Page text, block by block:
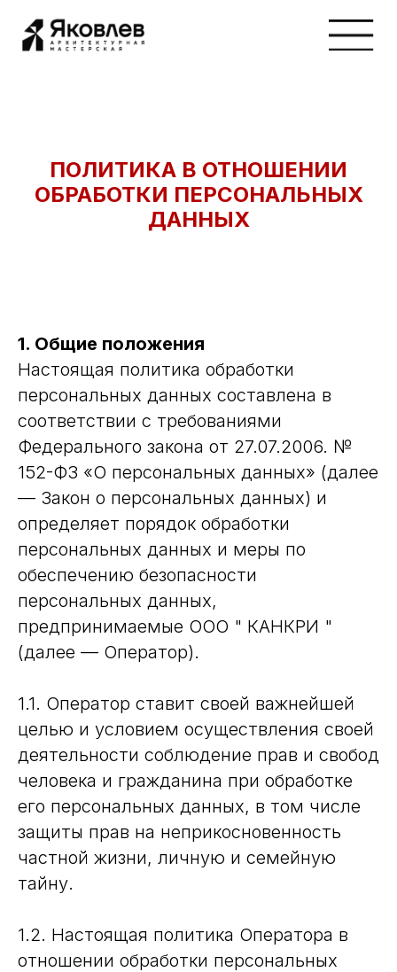
ПОЛИТИКА В ОТНОШЕНИИ
ОБРАБОТКИ ПЕРСОНАЛЬНЫХ
ДАННЫХ
1. Общие положения
Настоящая политика обработки
персональных данных составлена в
соответствии с требованиями
Федерального закона от 27.07.2006. №
152-ФЗ «О персональных данных» (далее
— Закон о персональных данных) и
определяет порядок обработки
персональных данных и меры по
обеспечению безопасности
персональных данных,
предпринимаемые ООО " КАНКРИ "
(далее — Оператор).
1.1. Оператор ставит своей важнейшей
целью и условием осуществления своей
деятельности соблюдение прав и свобод
человека и гражданина при обработке
его персональных данных, в том числе
защиты прав на неприкосновенность
частной жизни, личную и семейную
тайну.
1.2. Настоящая политика Оператора в
отношении обработки персональных